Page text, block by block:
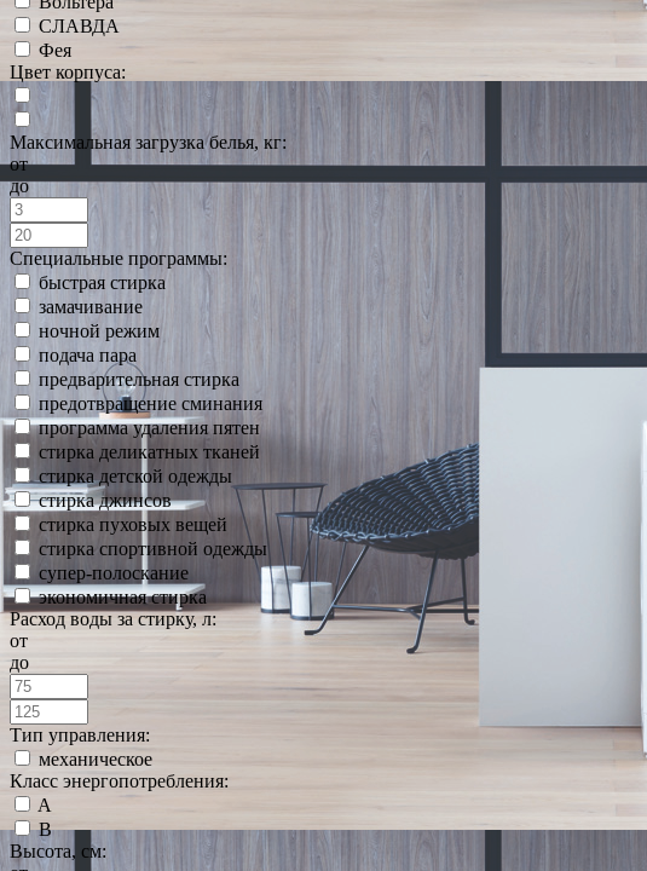
СЛАВДА
Фея
Цвет корпуса:
Максимальная загрузка белья, кг:
от
до
Специальные программы:
быстрая стирка
замачивание
ночной режим
подача пара
предварительная стирка
предотвращение сминания
программа удаления пятен
стирка деликатных тканей
стирка детской одежды
стирка джинсов
стирка пуховых вещей
стирка спортивной одежды
супер-полоскание
экономичная стирка
Расход воды за стирку, л:
от
до
Тип управления:
механическое
Класс энергопотребления:
A
B
Высота, см: